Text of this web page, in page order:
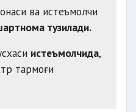
ва истеъмолчи
тузилади.
истеъмолчида,
тармоғи